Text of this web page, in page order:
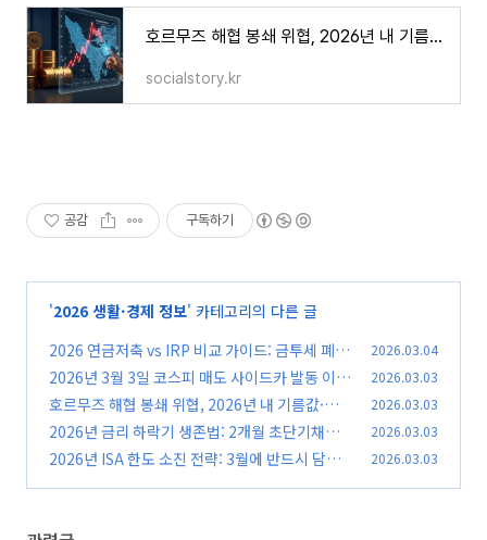
호르무즈 해협 봉쇄 위협, 2026년 내 기름값·생활비 얼마나 오를까?
socialstory.kr
공감 구독하기
'2026 생활·경제 정보' 카테고리의 다른 글
2026 연금저축 vs IRP 비교 가이드: 금투세 폐지
후 '절세 끝판왕'은? (0)
2026.03.04
2026년 3월 3일 코스피 매도 사이드카 발동 이유
와 현실적 대응 전략
(0)
2026.03.03
호르무즈 해협 봉쇄 위협, 2026년 내 기름값·생
활비 얼마나 오를까?
(0)
2026.03.03
2026년 금리 하락기 생존법: 2개월 초단기채로
'숨은 수익' 1% 더 찾는 전략
(0)
2026.03.03
2026년 ISA 한도 소진 전략: 3월에 반드시 담아
2026.03.03